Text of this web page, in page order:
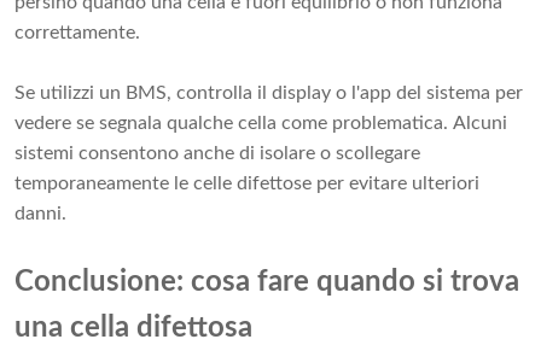
correttamente.
Se utilizzi un BMS, controlla il display o l'app del sistema per
vedere se segnala qualche cella come problematica. Alcuni
sistemi consentono anche di isolare o scollegare
temporaneamente le celle difettose per evitare ulteriori
danni.
Conclusione: cosa fare quando si trova
una cella difettosa